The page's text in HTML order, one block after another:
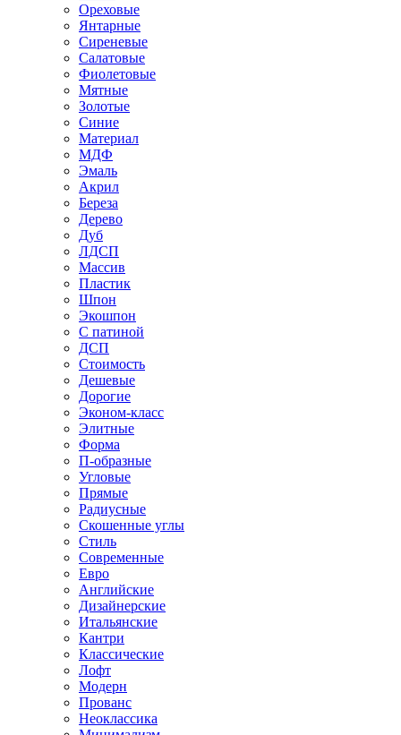
Ореховые
Янтарные
Сиреневые
Салатовые
Фиолетовые
Мятные
Золотые
Синие
Материал
МДФ
Эмаль
Акрил
Береза
Дерево
Дуб
ЛДСП
Массив
Пластик
Шпон
Экошпон
С патиной
ДСП
Стоимость
Дешевые
Дорогие
Эконом-класс
Элитные
Форма
П-образные
Угловые
Прямые
Радиусные
Скошенные углы
Стиль
Современные
Евро
Английские
Дизайнерские
Итальянские
Кантри
Классические
Лофт
Модерн
Прованс
Неоклассика